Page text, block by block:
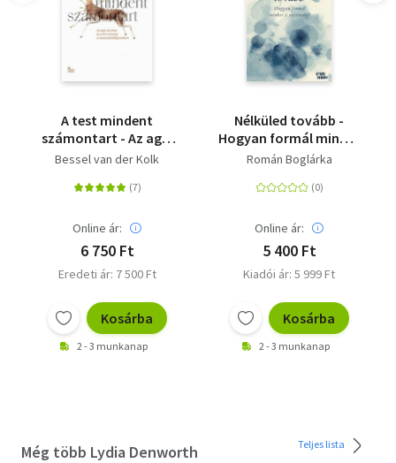
A test mindent
számontart - Az agy,
az elme és a test
traumafeldolgozásban
Bessel van der Kolk
Online ár:
6 750 Ft
Eredeti ár: 7 500 Ft
Kosárba
2 - 3 munkanap
Nélküled tovább -
Hogyan formál minket
a veszteség?
Román Boglárka
Online ár:
5 400 Ft
Kiadói ár: 5 999 Ft
Kosárba
2 - 3 munkanap
Még több Lydia Denworth Teljes lista